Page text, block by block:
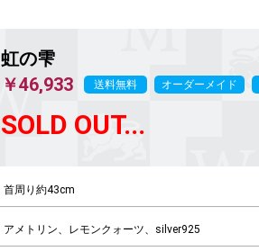
虹の雫
￥46,933
送料無料 オーダーメイド
SOLD OUT...
首周り約43cm
アメトリン、レモンクォーツ、silver925